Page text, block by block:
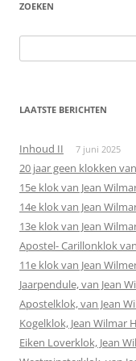
ZOEKEN
naar:
LAATSTE BERICHTEN
Inhoud II 7 juni 2025
20 jaar geen klokken
15e klok van Jean
14e klok van Jean
13e klok van Jean
Apostel- Carillonklok
11e klok van Jean
Jaarpendule, van Jean
Apostelklok, van Jean
Kogelklok, Jean Wilmar
Eiken Loverklok, Jean